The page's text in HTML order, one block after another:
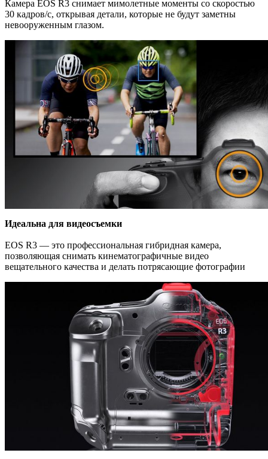
Камера EOS R3 снимает мимолетные моменты со скоростью
30 кадров/с, открывая детали, которые не будут заметны
невооруженным глазом.
Идеальна для видеосъемки
EOS R3 — это профессиональная гибридная камера,
позволяющая снимать кинематографичные видео
вещательного качества и делать потрясающие фотографии